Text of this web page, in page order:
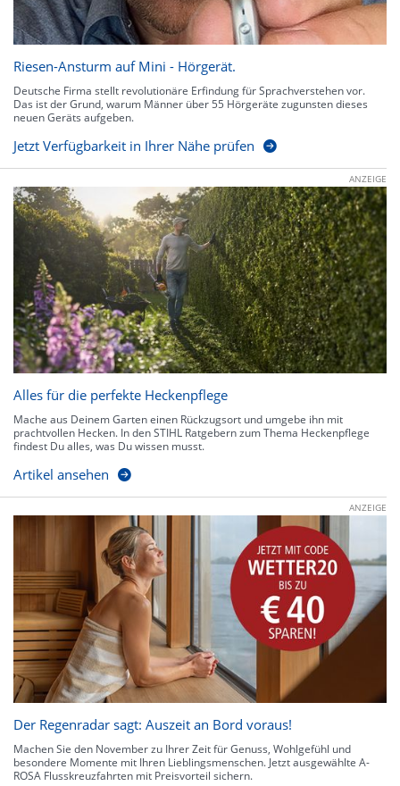
Riesen-Ansturm auf Mini - Hörgerät.
Deutsche Firma stellt revolutionäre Erfindung für Sprachverstehen vor.
Das ist der Grund, warum Männer über 55 Hörgeräte zugunsten dieses
neuen Geräts aufgeben.
Jetzt Verfügbarkeit in Ihrer Nähe prüfen
ANZEIGE
Alles für die perfekte Heckenpflege
Mache aus Deinem Garten einen Rückzugsort und umgebe ihn mit
prachtvollen Hecken. In den STIHL Ratgebern zum Thema Heckenpflege
findest Du alles, was Du wissen musst.
Artikel ansehen
ANZEIGE
Der Regenradar sagt: Auszeit an Bord voraus!
Machen Sie den November zu Ihrer Zeit für Genuss, Wohlgefühl und
besondere Momente mit Ihren Lieblingsmenschen. Jetzt ausgewählte A-
ROSA Flusskreuzfahrten mit Preisvorteil sichern.